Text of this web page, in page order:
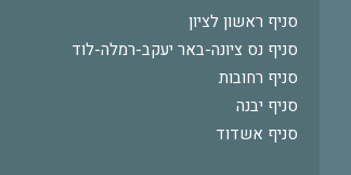
סניף ראשון לציון
סניף נס ציונה-באר יעקב-רמלה-לוד
סניף רחובות
סניף יבנה
סניף אשדוד